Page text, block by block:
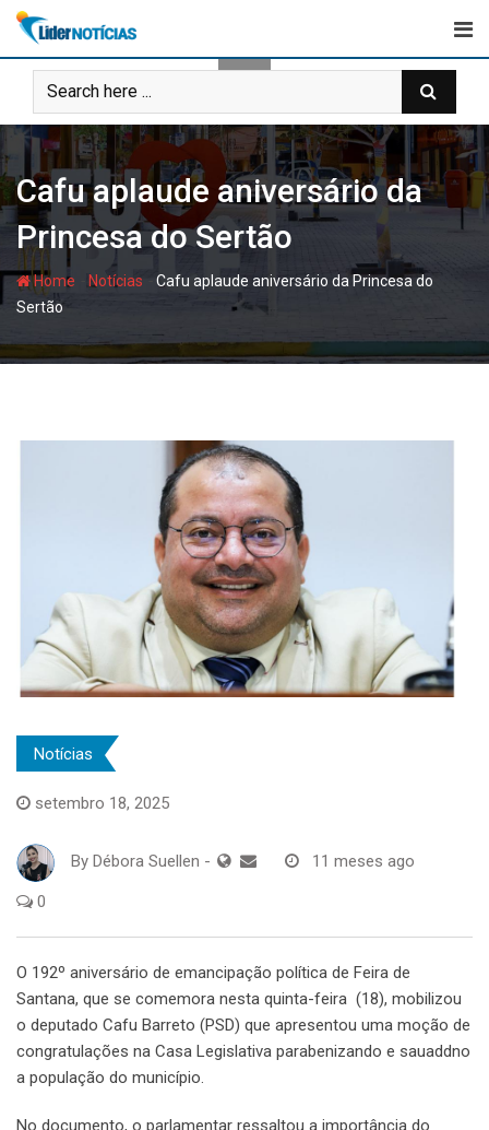
Skip
content
Cafu aplaude aniversário da
Princesa do Sertão
Home Notícias -Cafu aplaude aniversário da Princesa do
Sertão
Notícias
setembro 18, 2025
By Débora Suellen - 11 meses ago
0
O 192º aniversário de emancipação política de Feira de
Santana, que se comemora nesta quinta-feira (18), mobilizou
o deputado Cafu Barreto (PSD) que apresentou uma moção de
congratulações na Casa Legislativa parabenizando e sauaddno
a população do município.
No documento, o parlamentar ressaltou a importância do